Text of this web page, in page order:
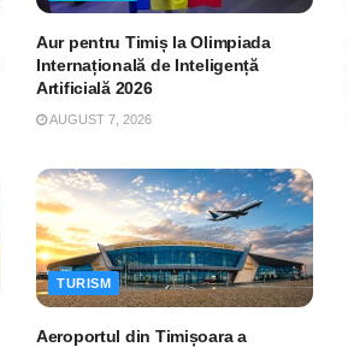
Aur pentru Timiș la Olimpiada
Internațională de Inteligență
Artificială 2026
AUGUST 7, 2026
TURISM
Aeroportul din Timișoara a